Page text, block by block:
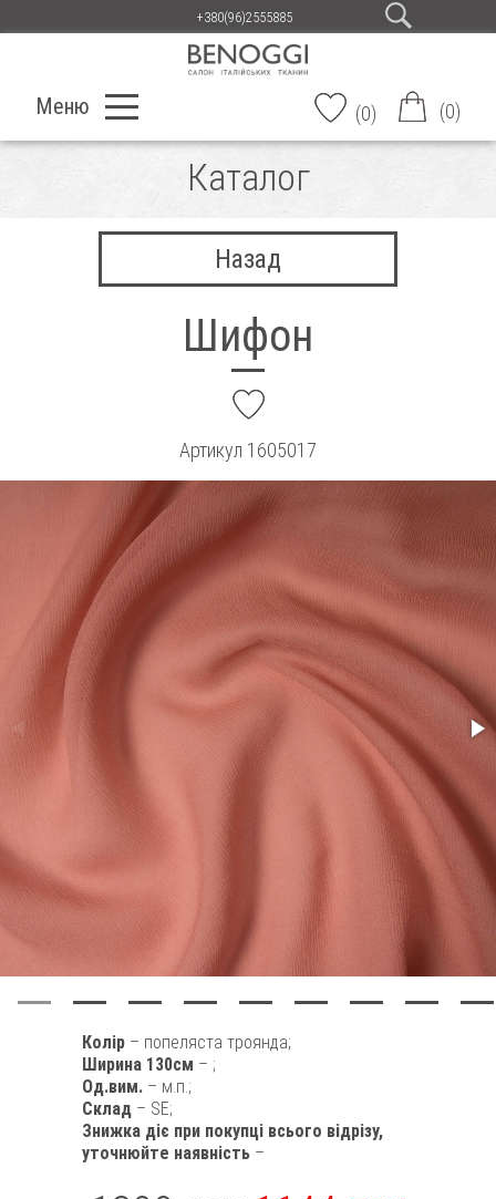
+380(96)2555885
Меню (0) (0)
Каталог
Назад
Шифон
Артикул 1605017
Колір – попеляста троянда;
Ширина 130см – ;
Од.вим. – м.п.;
Склад – SE;
Знижка діє при покупці всього відрізу,
уточнюйте наявність –